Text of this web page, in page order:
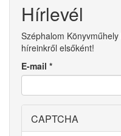
Hírlevél
Széphalom
híreinkről elsőként!
E-mail *
CAPTCHA